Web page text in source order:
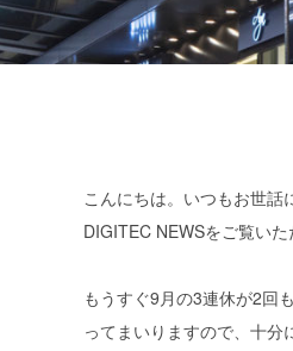
こんにちは。いつもお世話
DIGITEC NEWSをご覧いた
もうすぐ9月の3連休が2回
ってまいりますので、十分